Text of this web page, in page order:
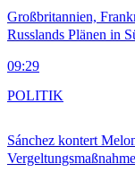
Großbritannien,
Russlands Plänen in
09:29
Sánchez kontert
POLITIK